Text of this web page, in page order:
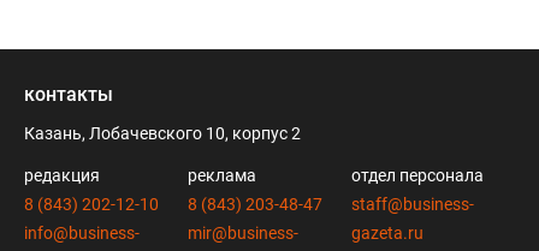
контакты
Казань, Лобачевского 10, корпус 2
редакция
8 (843) 202-12-10
info@business-
реклама
8 (843) 203-48-47
mir@business-
отдел персонала
staff@business-
gazeta.ru